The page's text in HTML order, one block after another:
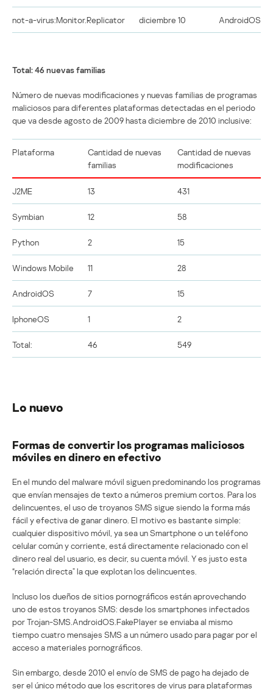
not-a-virus:Monitor.Replicator diciembre 10 AndroidOS
Total: 46 nuevas familias
Número de nuevas modificaciones y nuevas familias de programas
maliciosos para diferentes plataformas detectadas en el periodo
que va desde agosto de 2009 hasta diciembre de 2010 inclusive:
Plataforma
Cantidad de nuevas
familias
Cantidad de nuevas
modificaciones
J2ME 13 431
Symbian 12 58
Python 2 15
Windows Mobile 11 28
AndroidOS 7 15
IphoneOS 1 2
Total: 46 549
Lo nuevo
Formas de convertir los programas maliciosos
móviles en dinero en efectivo
En el mundo del malware móvil siguen predominando los programas
que envían mensajes de texto a números premium cortos. Para los
delincuentes, el uso de troyanos SMS sigue siendo la forma más
fácil y efectiva de ganar dinero. El motivo es bastante simple:
cualquier dispositivo móvil, ya sea un Smartphone o un teléfono
celular común y corriente, está directamente relacionado con el
dinero real del usuario, es decir, su cuenta móvil. Y es justo esta
“relación directa” la que explotan los delincuentes.
Incluso los dueños de sitios pornográficos están aprovechando
uno de estos troyanos SMS: desde los smartphones infectados
por Trojan-SMS.AndroidOS.FakePlayer se enviaba al mismo
tiempo cuatro mensajes SMS a un número usado para pagar por el
acceso a materiales pornográficos.
Sin embargo, desde 2010 el envío de SMS de pago ha dejado de
ser el único método que los escritores de virus para plataformas